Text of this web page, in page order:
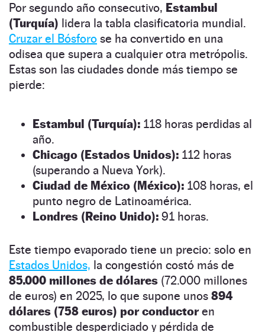
Por segundo año consecutivo, Estambul
(Turquía) lidera la tabla clasificatoria mundial.
Cruzar el Bósforo se ha convertido en una
odisea que supera a cualquier otra metrópolis.
Estas son las ciudades donde más tiempo se
pierde:
Estambul (Turquía): 118 horas perdidas al
año.
Chicago (Estados Unidos): 112 horas
(superando a Nueva York).
Ciudad de México (México): 108 horas, el
punto negro de Latinoamérica.
Londres (Reino Unido): 91 horas.
Este tiempo evaporado tiene un precio: solo en
Estados Unidos, la congestión costó más de
85.000 millones de dólares (72.000 millones
de euros) en 2025, lo que supone unos 894
dólares (758 euros) por conductoren
combustible desperdiciado y pérdida de